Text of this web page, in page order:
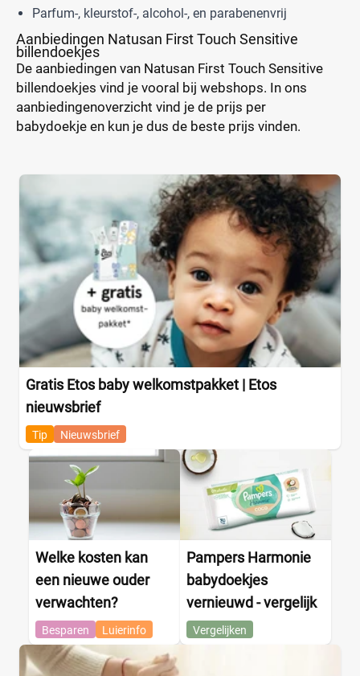
Parfum-, kleurstof-, alcohol-, en parabenenvrij
Aanbiedingen Natusan First Touch Sensitive
billendoekjes
De aanbiedingen van Natusan First Touch Sensitive
billendoekjes vind je vooral bij webshops. In ons
aanbiedingenoverzicht vind je de prijs per
babydoekje en kun je dus de beste prijs vinden.
Gratis Etos baby welkomstpakket | Etos
nieuwsbrief
Tip Nieuwsbrief
Welke kosten kan
een nieuwe ouder
verwachten?
Besparen Luierinfo
Pampers Harmonie
babydoekjes
vernieuwd - vergelijk
Vergelijken